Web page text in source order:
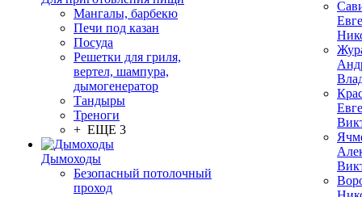
Мангалы, барбекю
Печи под казан
Посуда
Решетки для гриля,
вертел, шампура,
дымогенератор
Тандыры
Треноги
+ ЕЩЕ 3
Дымоходы
Безопасный потолочный
проход